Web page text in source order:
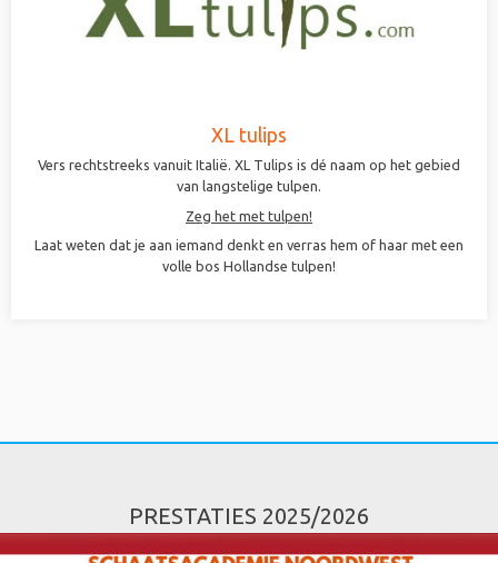
XL tulips
Vers rechtstreeks vanuit Italië. XL Tulips is dé naam op het gebied
van langstelige tulpen.
Zeg het met tulpen!
Laat weten dat je aan iemand denkt en verras hem of haar met een
volle bos Hollandse tulpen!
PRESTATIES 2025/2026